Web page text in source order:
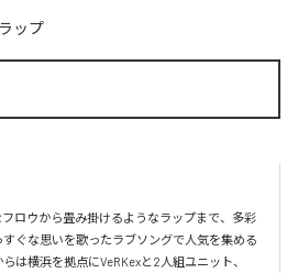
ップ
ロウから畳み掛けるようなラップまで、多彩
ぐな思いを歌ったラブソングで人気を集める
は横浜を拠点にVeRKexと2人組ユニット、